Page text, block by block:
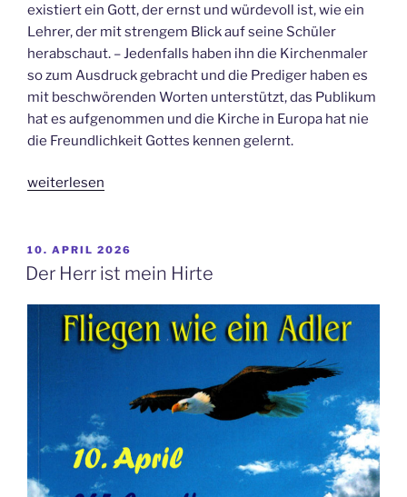
existiert ein Gott, der ernst und würdevoll ist, wie ein
Lehrer, der mit strengem Blick auf seine Schüler
herabschaut. – Jedenfalls haben ihn die Kirchenmaler
so zum Ausdruck gebracht und die Prediger haben es
mit beschwörenden Worten unterstützt, das Publikum
hat es aufgenommen und die Kirche in Europa hat nie
die Freundlichkeit Gottes kennen gelernt.
„Leben
Freude“
weiterlesen
VERÖFFENTLICHT
AM
10. APRIL 2026
Der Herr ist mein Hirte